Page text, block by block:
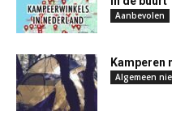
Aanbevolen
Kamperen
Algemeen